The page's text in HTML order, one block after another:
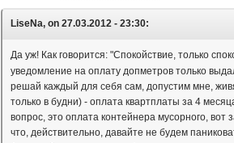
LiseNa, on 27.03.2012 - 23:30:
Да уж! Как говорится: "Спокойствие, только
уведомление на оплату допметров только
решай каждый для себя сам, допустим мне,
только в будни) - оплата квартплаты за 4
вопрос, это оплата контейнера мусорного, вот
что, действительно, давайте не будем